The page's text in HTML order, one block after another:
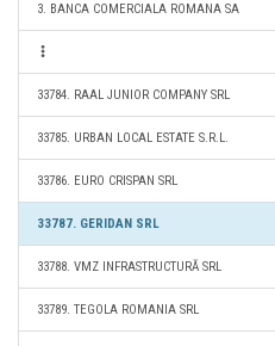
3. BANCA COMERCIALA ROMANA SA
33784. RAAL JUNIOR COMPANY SRL
33785. URBAN LOCAL ESTATE S.R.L.
33786. EURO CRISPAN SRL
33787. GERIDAN SRL
33788. VMZ INFRASTRUCTURĂ SRL
33789. TEGOLA ROMANIA SRL